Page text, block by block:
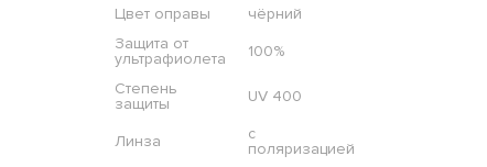
Цвет оправы
чёрний
Защита от
ультрафиолета
100%
Степень
защиты
UV 400
Линза
с
поляризацией